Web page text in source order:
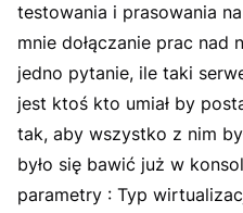
testowania i prasowania
mnie dołączanie prac nad
jedno pytanie, ile taki
jest ktoś kto umiał by
tak, aby wszystko z nim
było się bawić już w
parametry : Typ